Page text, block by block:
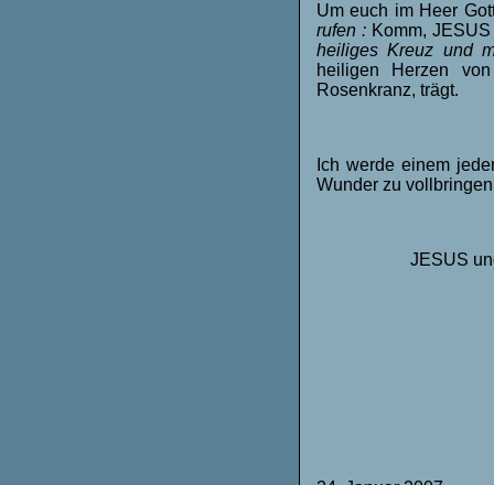
Um euch im Heer
rufen : Komm,
heiliges Kreuz und
heiligen Herzen
Rosenkranz, trägt.
Ich werde einem
Wunder zu
JESUS